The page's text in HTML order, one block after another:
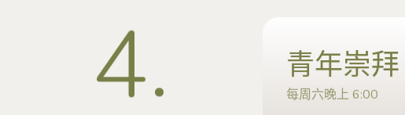
4. 青年崇拜
每周六晚上 6:00